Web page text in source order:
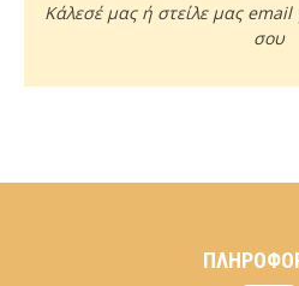
Κάλεσέ μας ή στείλε μας email
σου